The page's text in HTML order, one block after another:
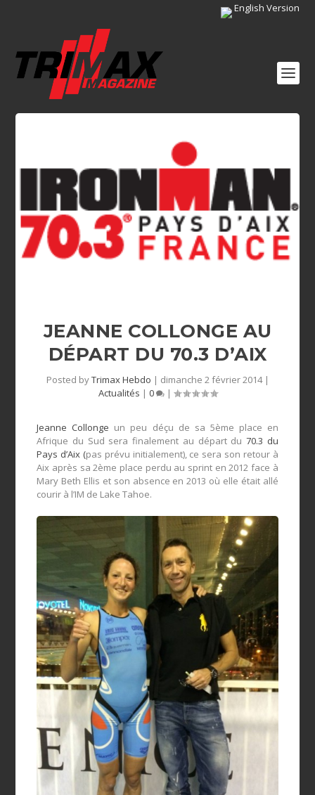
English Version
JEANNE COLLONGE AU
DÉPART DU 70.3 D’AIX
Posted byTrimax Hebdo | dimanche 2 février 2014|
Actualités | 0 |
Jeanne Collonge un peu déçu de sa 5ème place en
Afrique du Sud sera finalement au départ du 70.3 du
Pays d’Aix (pas prévu initialement), ce sera son retour à
Aix après sa 2ème place perdu au sprint en 2012 face à
Mary Beth Ellis et son absence en 2013 où elle était allé
courir à l’IM de Lake Tahoe.